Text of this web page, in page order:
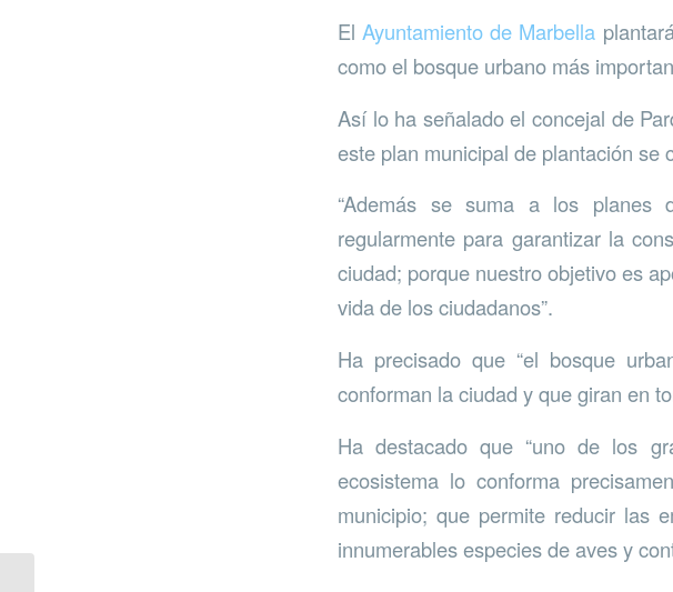
ElAyuntamiento de Marbella
como el bosque urbano más
Así lo ha señalado el concejal de
este plan municipal de plantación se
“Además se suma a los planes
regularmente para garantizar la
ciudad; porque nuestro objetivo es
vida de los ciudadanos”.
Ha precisado que “el bosque
conforman la ciudad y que giran en
Ha destacado que “uno de los
ecosistema lo conforma
municipio; que permite reducir las
innumerables especies de aves y